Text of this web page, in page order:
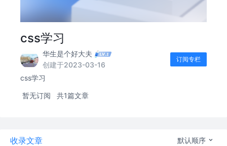
css学习
华生是个好大夫
创建于2023-03-16
订阅专栏
css学习
暂无订阅 共1篇文章
收录文章 默认顺序